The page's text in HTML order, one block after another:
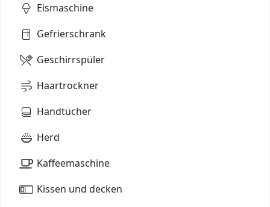
Eismaschine
Gefrierschrank
Geschirrspüler
Haartrockner
Handtücher
Herd
Kaffeemaschine
Kissen und decken